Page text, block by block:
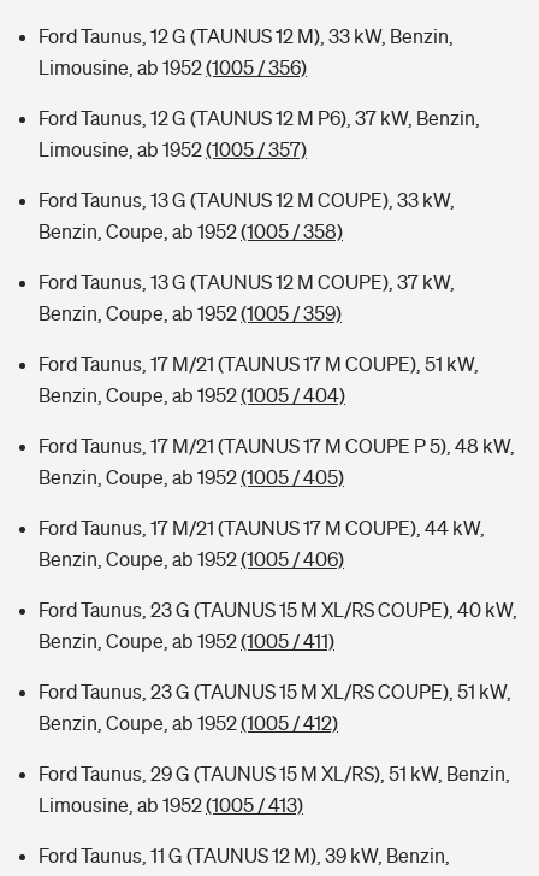
Ford Taunus, 12 G (TAUNUS 12 M), 33 kW, Benzin,
Limousine, ab 1952(1005 / 356)
Ford Taunus, 12 G (TAUNUS 12 M P6), 37 kW, Benzin,
Limousine, ab 1952(1005 / 357)
Ford Taunus, 13 G (TAUNUS 12 M COUPE), 33 kW,
Benzin, Coupe, ab 1952(1005 / 358)
Ford Taunus, 13 G (TAUNUS 12 M COUPE), 37 kW,
Benzin, Coupe, ab 1952(1005 / 359)
Ford Taunus, 17 M/21 (TAUNUS 17 M COUPE), 51 kW,
Benzin, Coupe, ab 1952(1005 / 404)
Ford Taunus, 17 M/21 (TAUNUS 17 M COUPE P 5), 48 kW,
Benzin, Coupe, ab 1952(1005 / 405)
Ford Taunus, 17 M/21 (TAUNUS 17 M COUPE), 44 kW,
Benzin, Coupe, ab 1952(1005 / 406)
Ford Taunus, 23 G (TAUNUS 15 M XL/RS COUPE), 40 kW,
Benzin, Coupe, ab 1952(1005 / 411)
Ford Taunus, 23 G (TAUNUS 15 M XL/RS COUPE), 51 kW,
Benzin, Coupe, ab 1952(1005 / 412)
Ford Taunus, 29 G (TAUNUS 15 M XL/RS), 51 kW, Benzin,
Limousine, ab 1952(1005 / 413)
Ford Taunus, 11 G (TAUNUS 12 M), 39 kW, Benzin,